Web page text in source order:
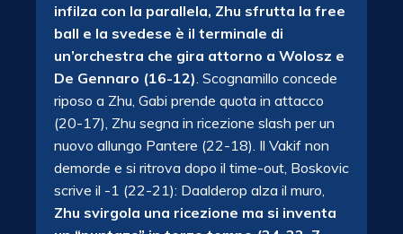
infilza con la parallela, Zhu sfrutta la free
ball e la svedese è il terminale di
un’orchestra che gira attorno a Wolosz e
De Gennaro (16-12). Scognamillo concede
riposo a Zhu, Gabi prende quota in attacco
(20-17), Zhu segna in ricezione slash per un
nuovo allungo Pantere (22-18). Il Vakif non
demorde e si ritrova dopo il time-out, Boskovic
scrive il -1 (22-21): Daalderop alza il muro,
Zhu svirgola una ricezione ma si inventa